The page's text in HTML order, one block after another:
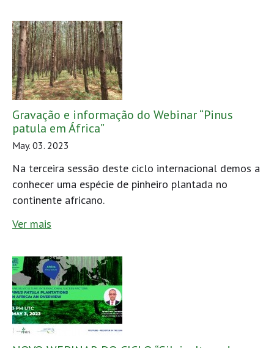
Gravação e informação do Webinar “Pinus
patula em África”
May. 03. 2023
Na terceira sessão deste ciclo internacional demos a
conhecer uma espécie de pinheiro plantada no
continente africano.
Ver mais